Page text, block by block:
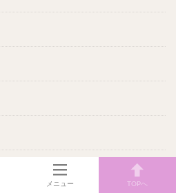
メニュー TOPへ